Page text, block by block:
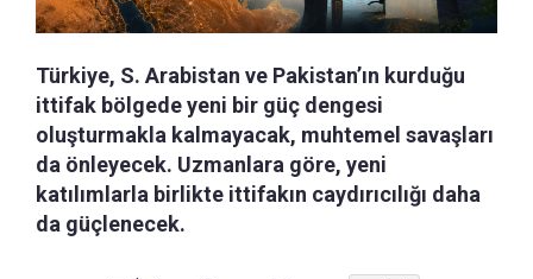
Türkiye, S. Arabistan ve Pakistan’ın kurduğu
ittifak bölgede yeni bir güç dengesi
oluşturmakla kalmayacak, muhtemel savaşları
da önleyecek. Uzmanlara göre, yeni
katılımlarla birlikte ittifakın caydırıcılığı daha
da güçlenecek.